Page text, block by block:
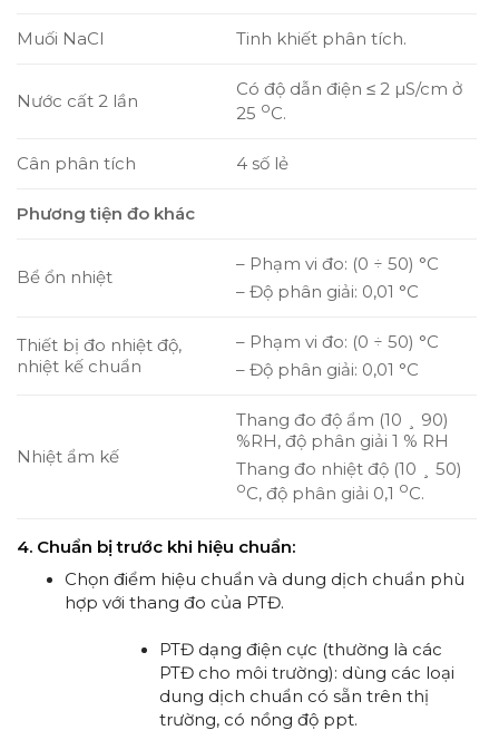
Muối NaCl Tinh khiết phân tích.
Nước cất 2 lần
Có độ dẫn điện ≤ 2 µS/cm ở
25 oC.
Cân phân tích 4 số lẻ
Phương tiện đo khác
Bể ổn nhiệt
– Phạm vi đo: (0 ÷ 50) °C
– Độ phân giải: 0,01 °C
Thiết bị đo nhiệt độ,
nhiệt kế chuẩn
– Phạm vi đo: (0 ÷ 50) °C
– Độ phân giải: 0,01 °C
Nhiệt ẩm kế
Thang đo độ ẩm (10 ¸ 90)
%RH, độ phân giải 1 % RH
Thang đo nhiệt độ (10 ¸ 50)
oC, độ phân giải 0,1 oC.
4. Chuẩn bị trước khi hiệu chuẩn:
Chọn điểm hiệu chuẩn và dung dịch chuẩn phù
hợp với thang đo của PTĐ.
PTĐ dạng điện cực (thường là các
PTĐ cho môi trường): dùng các loại
dung dịch chuẩn có sẵn trên thị
trường, có nồng độ ppt.